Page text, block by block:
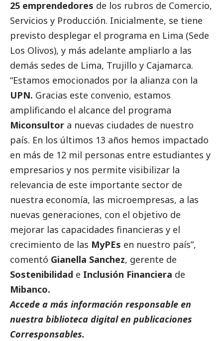
25 emprendedores de los rubros de Comercio,
Servicios y Producción. Inicialmente, se tiene
previsto desplegar el programa en Lima (Sede
Los Olivos), y más adelante ampliarlo a las
demás sedes de Lima, Trujillo y Cajamarca.
“Estamos emocionados por la alianza con la
UPN. Gracias este convenio, estamos
amplificando el alcance del programa
Miconsultor a nuevas ciudades de nuestro
país. En los últimos 13 años hemos impactado
en más de 12 mil personas entre estudiantes y
empresarios y nos permite visibilizar la
relevancia de este importante sector de
nuestra economía, las microempresas, a las
nuevas generaciones, con el objetivo de
mejorar las capacidades financieras y el
crecimiento de las MyPEs en nuestro país”,
comentó Gianella Sanchez, gerente de
Sostenibilidad e Inclusión Financiera de
Mibanco.
Accede a más información responsable en
nuestra biblioteca digital en publicaciones
Corresponsables.